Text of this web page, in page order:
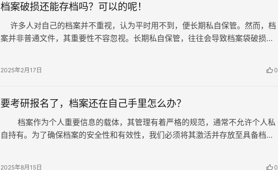
档案破损还能存档吗？可以的呢！
许多人对自己的档案并不重视，认为平时用不到，便长期私自保管。然而，档
案并非普通文件，其重要性不容忽视。长期私自保管，往往会导致档案袋破损，
2025年2月17日 0
要考研报名了，档案还在自己手里怎么办？
档案作为个人重要信息的载体，其管理有着严格的规范，通常不允许个人私
自持有。为了确保档案的安全性和有效性，我们必须将其激活并存放至具备档案
2025年8月15日 0